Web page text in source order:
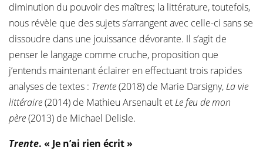
diminution du pouvoir des maîtres; la littérature, toutefois,
nous révèle que des sujets s’arrangent avec celle-ci sans se
dissoudre dans une jouissance dévorante. Il s’agit de
penser le langage comme cruche, proposition que
j’entends maintenant éclairer en effectuant trois rapides
analyses de textes : Trente(2018) de Marie Darsigny,La vie
littéraire(2014) de Mathieu Arsenault etLe feu de mon
père(2013) de Michael Delisle.
Trente. « Je n’ai rien écrit »